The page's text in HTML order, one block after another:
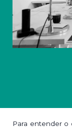
Para entender o